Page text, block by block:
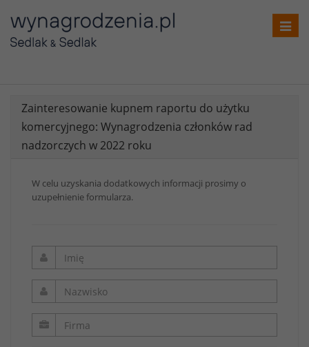
Zainteresowanie kupnem raportu do użytku
komercyjnego: Wynagrodzenia członków rad
nadzorczych w 2022 roku
W celu uzyskania dodatkowych informacji prosimy o
uzupełnienie formularza.